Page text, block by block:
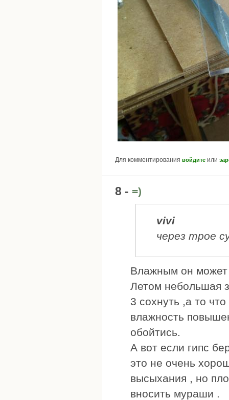
Для комментирования войдите или
8 - =)
vivi
через трое
Влажным он может
Летом небольшая
3 сохнуть ,а то
влажность
обойтись.
А вот если гипс
это не очень
высыхания , но
вносить мураши .